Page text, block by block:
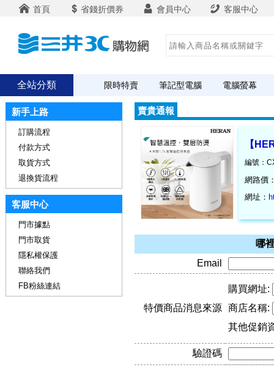
首頁 省錢折價券 會員中心 客服中心
全站分類 限時特賣 筆記型電腦 電腦螢幕
賣貴通報
【
編號：
網路價
網址：
哪
Email
特價商品消息來源
購買網址:
商店名稱:
其他促銷
驗證碼
新手上路
訂購流程
付款方式
取貨方式
退換貨流程
客服中心
門市據點
門市取貨
隱私權保護
聯絡我們
FB粉絲連結